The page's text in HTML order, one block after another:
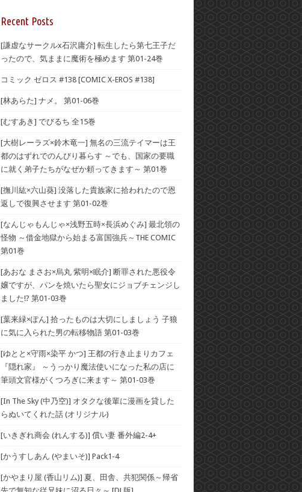
Recent Posts
[謙虚なサークルx石沢庸介] 転生したら第七王子だ
ったので、気ままに魔術を極めます 第01-24巻
コミック ゼロス #138 [COMIC X-EROS #138]
[林あらた] ナメ。 第01-06巻
[むすあき] でびるち 全15巻
[大樹レーラズ×鈴木竜一] 無名の三流テイマーは王
都のはずれでのんびり暮らす ～でも、国家の要職
に就く弟子たちがなぜか頼ってきます～ 第01巻
[撫川紘×六山葵] 没落した貴族家に拾われたので恩
返しで復興させます 第01-02巻
[なんじゃもんじゃ×浅野五時×長浜めぐみ] 最北領の
怪物 ～借金地獄から始まる富国強兵～THE COMIC
第01巻
[あおな まさお×烏丸 紫明×眠介] 断罪された悪役令
嬢ですが、パンを焼いたら聖女にジョブチェンジし
ました!? 第01-03巻
[葉来緑×ぽん] 拾ったものは大切にしましょう 子狼
に気に入られた男の転移物語 第01-03巻
[ゆとと×守雨×染平 かつ] 王都の行き止まりカフェ
『隠れ家』 ～うっかり魔法使いになった私の店に
筆頭文官様がくつろぎに来ます～ 第01-03巻
[In The Sky (中乃空)] オタクな後輩に漫画を貸した
らぬいてくれた話 (オリジナル)
[いきぎれ商会 (れんする)] 償い妻 番外編2-4+
[かうすしあん (やまいそ)] Pack1-4
[かやまり屋 (香山リム)] 夏、田舎、共犯関係～帰省